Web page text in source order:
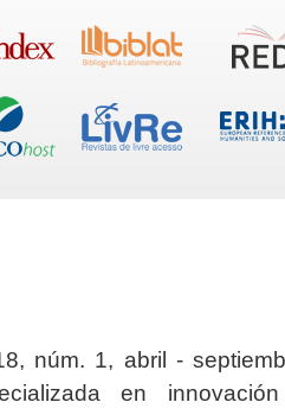
núm. 1, abril -
en